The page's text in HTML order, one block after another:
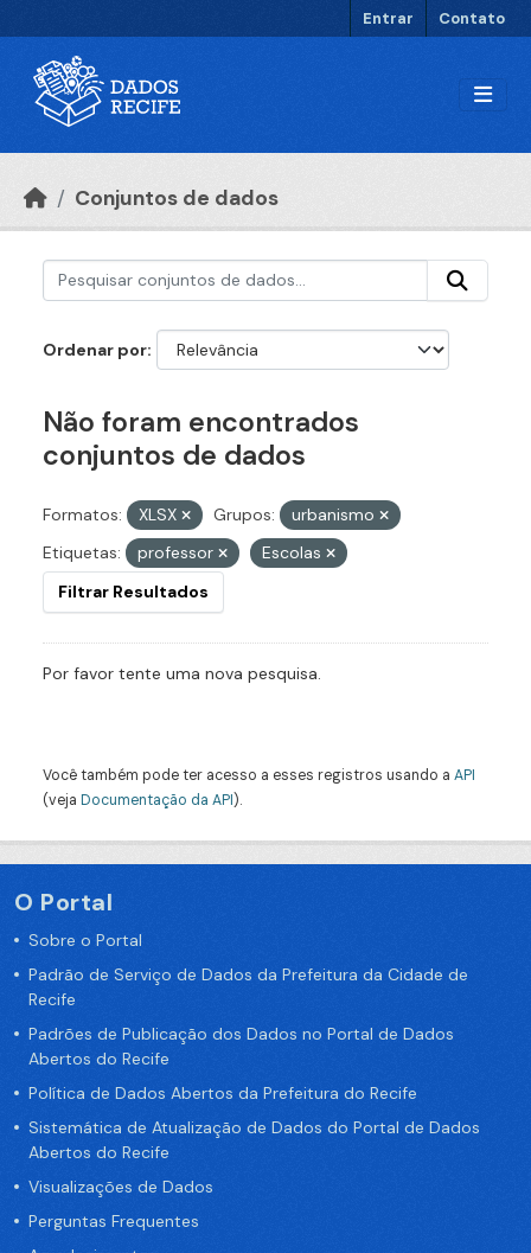
Entrar Contato
Conjuntos de dados
Ordenar por
Não foram encontrados
conjuntos de dados
Formatos: XLSX Grupos:
urbanismo
Etiquetas:
professor
Escolas
Filtrar Resultados
Por favor tente uma nova pesquisa.
Você também pode ter acesso a esses registros usando a API
(veja Documentação da API).
O Portal
Sobre o Portal
Padrão de Serviço de Dados da Prefeitura da Cidade de
Recife
Padrões de Publicação dos Dados no Portal de Dados
Abertos do Recife
Política de Dados Abertos da Prefeitura do Recife
Sistemática de Atualização de Dados do Portal de Dados
Abertos do Recife
Visualizações de Dados
Perguntas Frequentes